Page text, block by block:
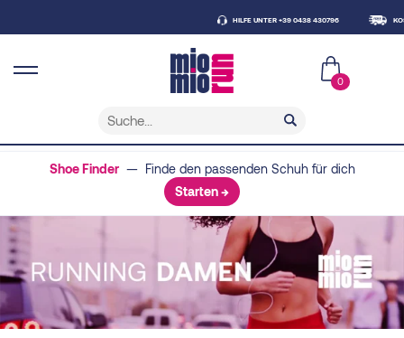
HILFE UNTER +39 0438 430796
0
Shoe Finder— Finde den passenden Schuh für dich
Starten →